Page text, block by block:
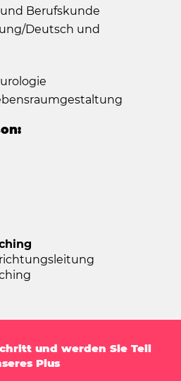
Berufskunde
Deutsch und
und werden Sie Teil
Plus